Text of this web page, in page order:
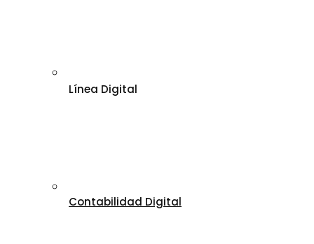
Línea Digital
Contabilidad Digital